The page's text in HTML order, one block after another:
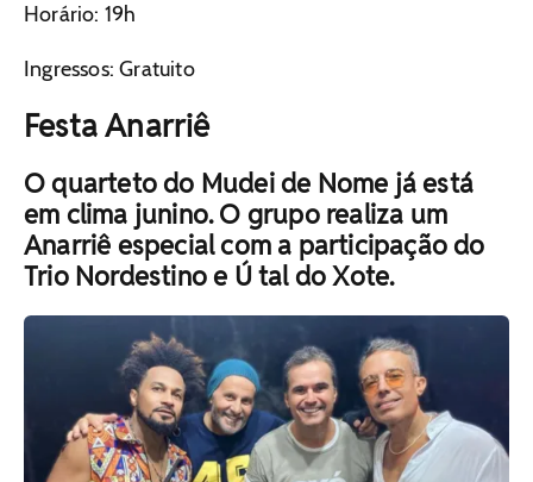
Horário: 19h
Ingressos: Gratuito
Festa Anarriê
O quarteto do Mudei de Nome já está
em clima junino. O grupo realiza um
Anarriê especial com a participação do
Trio Nordestino e Ú tal do Xote.